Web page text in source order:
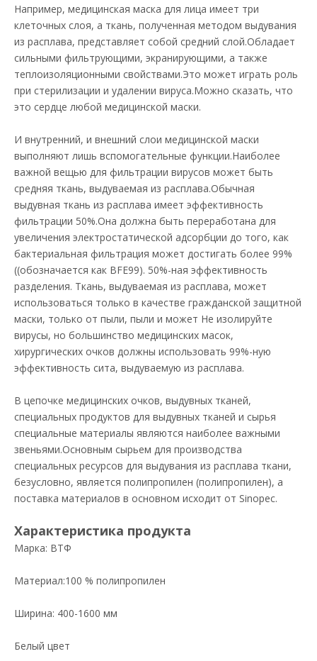
Например, медицинская маска для лица имеет три
клеточных слоя, а ткань, полученная методом выдувания
из расплава, представляет собой средний слой.Обладает
сильными фильтрующими, экранирующими, а также
теплоизоляционными свойствами.Это может играть роль
при стерилизации и удалении вируса.Можно сказать, что
это сердце любой медицинской маски.
И внутренний, и внешний слои медицинской маски
выполняют лишь вспомогательные функции.Наиболее
важной вещью для фильтрации вирусов может быть
средняя ткань, выдуваемая из расплава.Обычная
выдувная ткань из расплава имеет эффективность
фильтрации 50%.Она должна быть переработана для
увеличения электростатической адсорбции до того, как
бактериальная фильтрация может достигать более 99%
((обозначается как BFE99). 50%-ная эффективность
разделения. Ткань, выдуваемая из расплава, может
использоваться только в качестве гражданской защитной
маски, только от пыли, пыли и может Не изолируйте
вирусы, но большинство медицинских масок,
хирургических очков должны использовать 99%-ную
эффективность сита, выдуваемую из расплава.
В цепочке медицинских очков, выдувных тканей,
специальных продуктов для выдувных тканей и сырья
специальные материалы являются наиболее важными
звеньями.Основным сырьем для производства
специальных ресурсов для выдувания из расплава ткани,
безусловно, является полипропилен (полипропилен), а
поставка материалов в основном исходит от Sinopec.
Характеристика продукта
Марка: ВТФ
Материал:100 % полипропилен
Ширина: 400-1600 мм
Белый цвет